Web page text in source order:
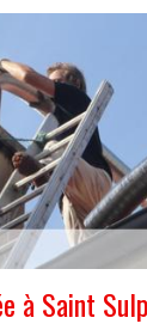
à Saint